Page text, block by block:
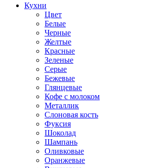
Кухни
Цвет
Белые
Черные
Желтые
Красные
Зеленые
Серые
Бежевые
Глянцевые
Кофе с молоком
Металлик
Слоновая кость
Фуксия
Шоколад
Шампань
Оливковые
Оранжевые